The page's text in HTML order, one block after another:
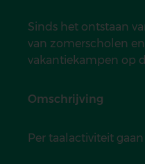
Sinds het ontstaan
van zomerscholen
vakantiekampen op
Omschrijving
Per taalactiviteit